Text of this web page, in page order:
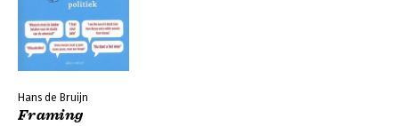
Hans de Bruijn
Framing